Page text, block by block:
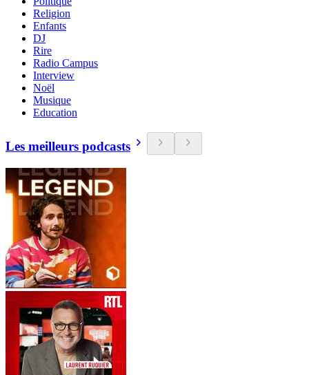
Religion
Enfants
DJ
Rire
Radio Campus
Interview
Noël
Musique
Education
Les meilleurs podcasts